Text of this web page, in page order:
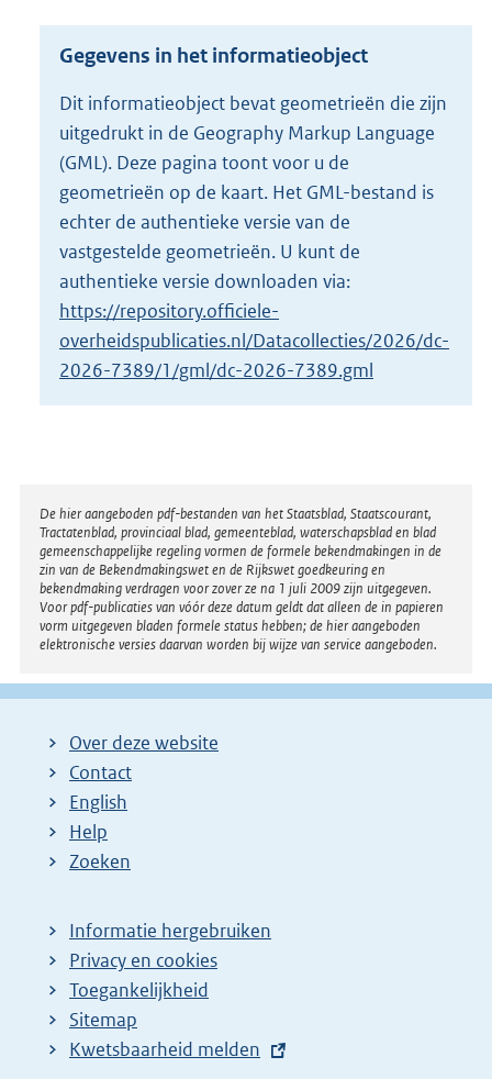
s
r
o
t
t
e
2
K
b
Gegevens in het informatieobject
Dit informatieobject bevat geometrieën die zijn
uitgedrukt in de Geography Markup Language
(GML). Deze pagina toont voor u de
geometrieën op de kaart. Het GML-bestand is
echter de authentieke versie van de
vastgestelde geometrieën. U kunt de
authentieke versie downloaden via:
https://repository.officiele-
overheidspublicaties.nl/Datacollecties/2026/dc-
2026-7389/1/gml/dc-2026-7389.gml
Disclaimer
De hier aangeboden pdf-bestanden van het Staatsblad, Staatscourant,
Tractatenblad, provinciaal blad, gemeenteblad, waterschapsblad en blad
gemeenschappelijke regeling vormen de formele bekendmakingen in de
zin van de Bekendmakingswet en de Rijkswet goedkeuring en
bekendmaking verdragen voor zover ze na 1 juli 2009 zijn uitgegeven.
Voor pdf-publicaties van vóór deze datum geldt dat alleen de in papieren
vorm uitgegeven bladen formele status hebben; de hier aangeboden
elektronische versies daarvan worden bij wijze van service aangeboden.
Over deze website
Contact
English
Help
Zoeken
Informatie hergebruiken
Privacy en cookies
Toegankelijkheid
Sitemap
E
Kwetsbaarheid melden